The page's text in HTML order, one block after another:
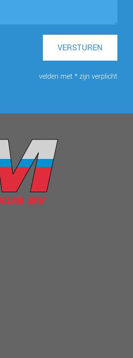
VERSTUREN
velden met * zijn verplicht